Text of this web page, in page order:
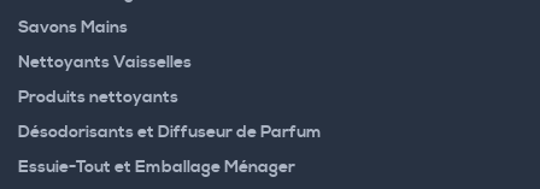
Savons Mains
Nettoyants Vaisselles
Produits nettoyants
Désodorisants et Diffuseur de Parfum
Essuie-Tout et Emballage Ménager